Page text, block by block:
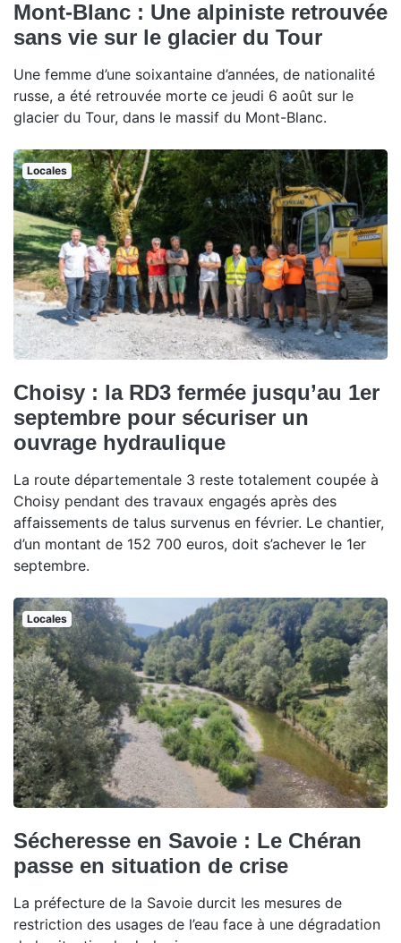
Mont-Blanc : Une alpiniste retrouvée
sans vie sur le glacier du Tour
Une femme d’une soixantaine d’années, de nationalité
russe, a été retrouvée morte ce jeudi 6 août sur le
glacier du Tour, dans le massif du Mont-Blanc.
Locales
Choisy : la RD3 fermée jusqu’au 1er
septembre pour sécuriser un
ouvrage hydraulique
La route départementale 3 reste totalement coupée à
Choisy pendant des travaux engagés après des
affaissements de talus survenus en février. Le chantier,
d’un montant de 152 700 euros, doit s’achever le 1er
septembre.
Locales
Sécheresse en Savoie : Le Chéran
passe en situation de crise
La préfecture de la Savoie durcit les mesures de
restriction des usages de l’eau face à une dégradation